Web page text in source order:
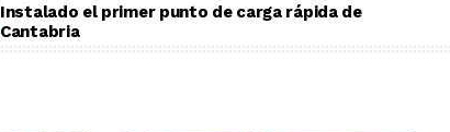
Instalado el primer punto de carga rápida de
Cantabria